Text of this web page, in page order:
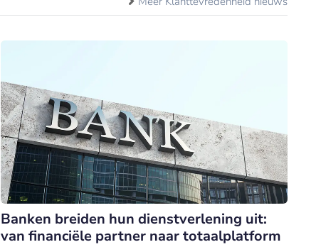
Banken breiden hun dienstverlening uit:
van financiële partner naar totaalplatform